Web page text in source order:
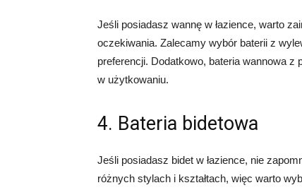
Jeśli posiadasz wannę w łazience, warto
oczekiwania. Zalecamy wybór baterii z
preferencji. Dodatkowo, bateria wannowa
w użytkowaniu.
4. Bateria bidetowa
Jeśli posiadasz bidet w łazience, nie
różnych stylach i kształtach, więc warto